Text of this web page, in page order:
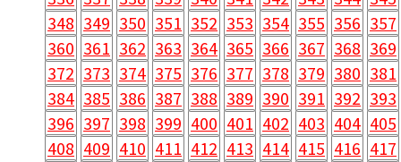
348 349 350 351 352 353 354 355 356 357
360 361 362 363 364 365 366 367 368 369
372 373 374 375 376 377 378 379 380 381
384 385 386 387 388 389 390 391 392 393
396 397 398 399 400 401 402 403 404 405
408 409 410 411 412 413 414 415 416 417